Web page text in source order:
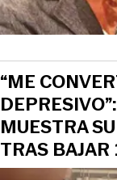
“ME
MUESTRA
TRAS